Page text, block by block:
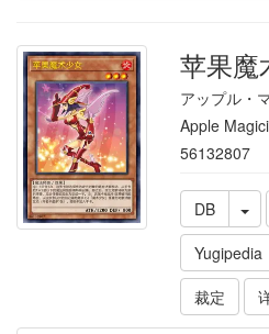
苹果魔
アップル・
Apple
56132807
DB
Yugipedia
裁定